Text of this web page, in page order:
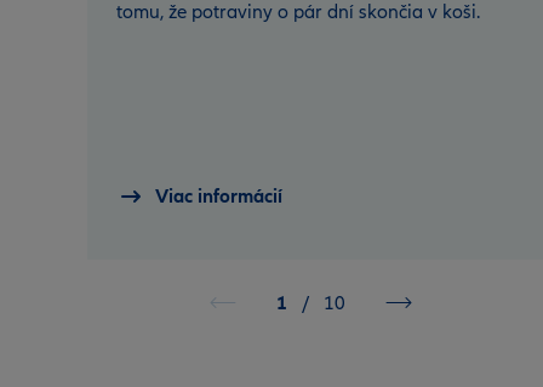
tomu, že potraviny o pár dní skončia v koši.
Viac informácií
1 / 10